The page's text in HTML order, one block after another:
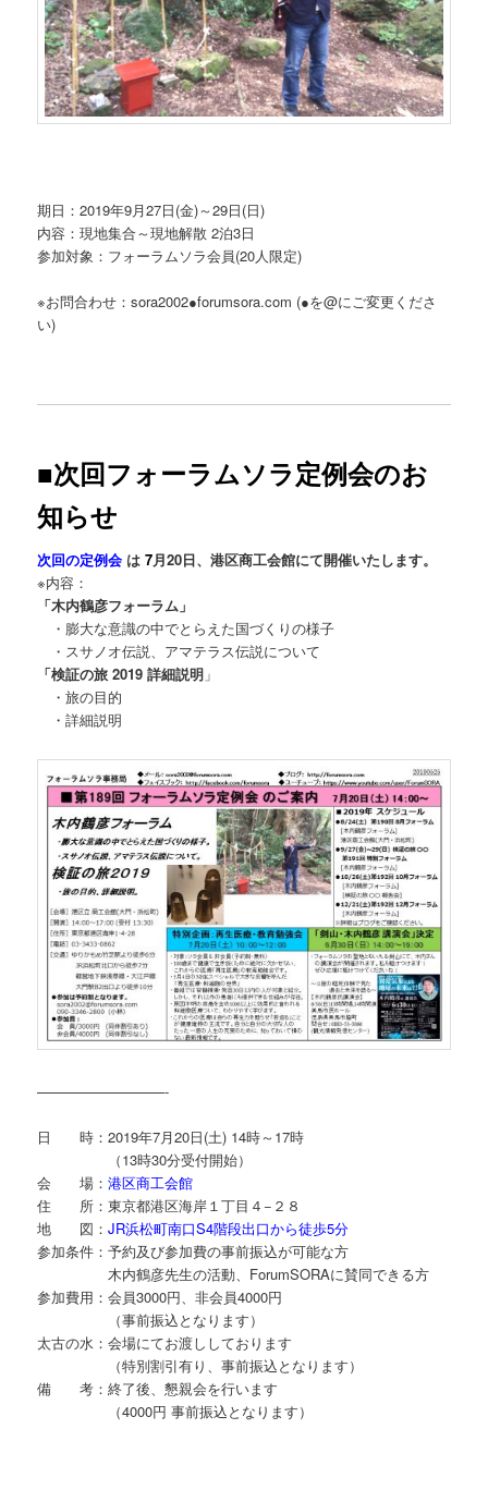
期日：2019年9月27日(金)～29日(日)
内容：現地集合～現地解散 2泊3日
参加対象：フォーラムソラ会員(20人限定)
※お問合わせ：sora2002●forumsora.com (●を@にご変更くださ
い)
■次回フォーラムソラ定例会のお
知らせ
次回の定例会 は 7月20日、港区商工会館にて開催いたします。
※内容：
「木内鶴彦フォーラム」
・膨大な意識の中でとらえた国づくりの様子
・スサノオ伝説、アマテラス伝説について
「検証の旅 2019 詳細説明 」
・旅の目的
・詳細説明
—————————-
日 時：2019年7月20日(土) 14時～17時
（13時30分受付開始）
会 場：港区商工会館
住 所：東京都港区海岸１丁目４−２８
地 図：JR浜松町南口S4階段出口から徒歩5分
参加条件：予約及び参加費の事前振込が可能な方
木内鶴彦先生の活動、ForumSORAに賛同できる方
参加費用：会員3000円、非会員4000円
（事前振込となります）
太古の水：会場にてお渡ししております
（特別割引有り、事前振込となります）
備 考：終了後、懇親会を行います
（4000円 事前振込となります）